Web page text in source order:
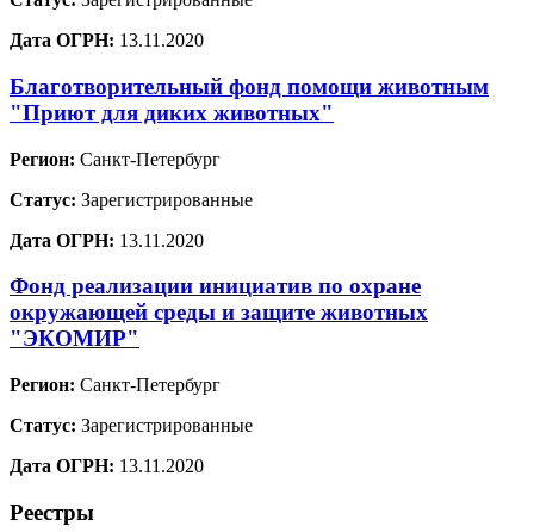
Дата ОГРН: 13.11.2020
Благотворительный фонд помощи животным
"Приют для диких животных"
Регион: Санкт-Петербург
Статус: Зарегистрированные
Дата ОГРН: 13.11.2020
Фонд реализации инициатив по охране
окружающей среды и защите животных
"ЭКОМИР"
Регион: Санкт-Петербург
Статус: Зарегистрированные
Дата ОГРН: 13.11.2020
Реестры